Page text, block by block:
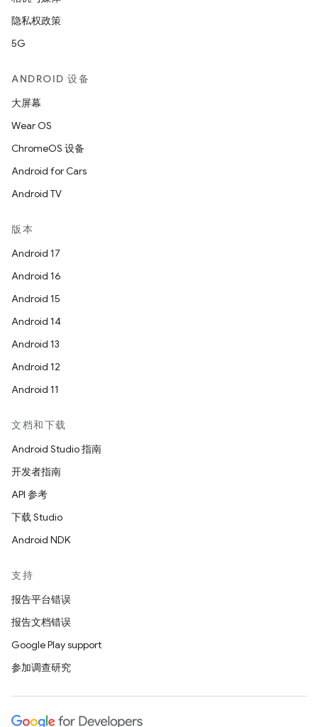
隐私权政策
5G
ANDROID 设备
大屏幕
Wear OS
ChromeOS 设备
Android for Cars
Android TV
版本
Android 17
Android 16
Android 15
Android 14
Android 13
Android 12
Android 11
文档和下载
Android Studio 指南
开发者指南
API 参考
下载 Studio
Android NDK
支持
报告平台错误
报告文档错误
Google Play support
参加调查研究